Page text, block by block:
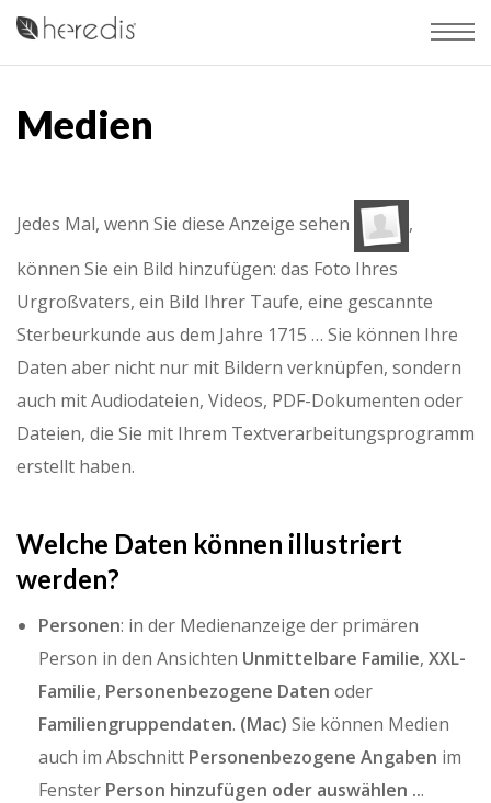
Medien
Jedes Mal, wenn Sie diese Anzeige sehen
,
können Sie ein Bild hinzufügen: das Foto Ihres
Urgroßvaters, ein Bild Ihrer Taufe, eine gescannte
Sterbeurkunde aus dem Jahre 1715 … Sie können Ihre
Daten aber nicht nur mit Bildern verknüpfen, sondern
auch mit Audiodateien, Videos, PDF-Dokumenten oder
Dateien, die Sie mit Ihrem Textverarbeitungsprogramm
erstellt haben.
Welche Daten können illustriert
werden?
Personen: in der Medienanzeige der primären
Person in den Ansichten Unmittelbare Familie, XXL-
Familie, Personenbezogene Daten oder
Familiengruppendaten. (Mac) Sie können Medien
auch im Abschnitt Personenbezogene Angaben im
Fenster Person hinzufügen oder auswählen ...